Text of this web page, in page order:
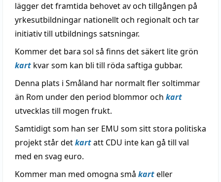
lägger det framtida behovet av och tillgången på
yrkesutbildningar nationellt och regionalt och tar
initiativ till utbildnings satsningar.
Kommer det bara sol så finns det säkert lite grön
kart kvar som kan bli till röda saftiga gubbar.
Denna plats i Småland har normalt fler soltimmar
än Rom under den period blommor och kart
utvecklas till mogen frukt.
Samtidigt som han ser EMU som sitt stora politiska
projekt står detkartatt CDU inte kan gå till val
med en svag euro.
Kommer man med omogna små karteller